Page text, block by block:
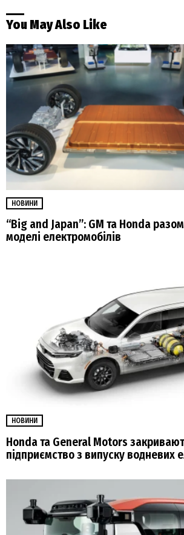
You May Also Like
НОВИНИ
“Big and Japan”: GM та Honda
моделі електромобілів
НОВИНИ
Honda та General Motors
підприємство з випуску водневих